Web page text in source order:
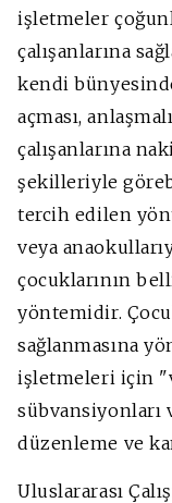
işletmeler
çalışanlarına
kendi
açması,
çalışanlarına
şekilleriyle
tercih edilen
veya
çocuklarının
yöntemidir.
sağlanmasına
işletmeleri için
sübvansiyonları
düzenleme ve
Uluslararası